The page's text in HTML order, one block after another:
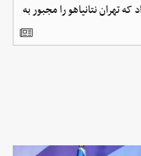
تهران نتانیاهو را مجبور به